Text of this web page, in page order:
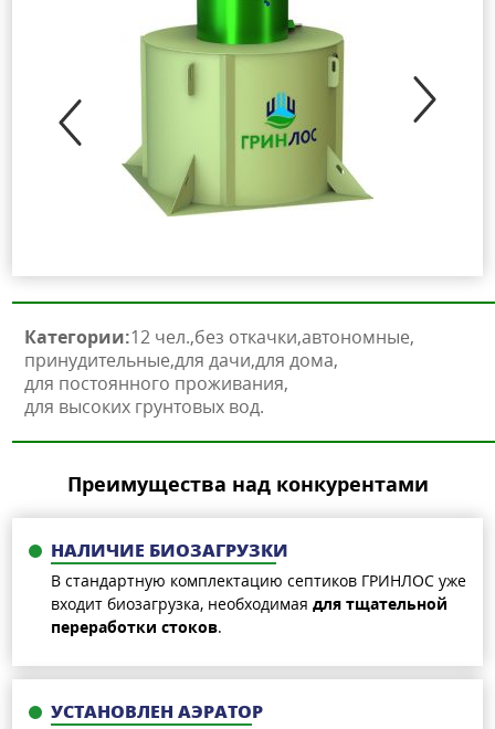
Категории:12 чел. без откачки автономные
принудительные для дачи для дома
для постоянного проживания
для высоких грунтовых вод
Преимущества над конкурентами
НАЛИЧИЕ БИОЗАГРУЗКИ
В стандартную комплектацию септиков ГРИНЛОС уже
входит биозагрузка, необходимая для тщательной
переработки стоков.
УСТАНОВЛЕН АЭРАТОР